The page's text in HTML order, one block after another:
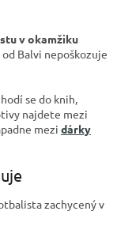
v okamžiku
Balvi nepoškozuje
se do knih,
najdete mezi
mezi dárky
zachycený v